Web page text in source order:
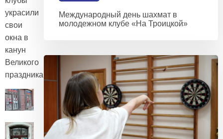
украсили
свои
окна в
канун
Великого
праздника!
Международный день шахмат в
молодежном клубе «На Троицкой»